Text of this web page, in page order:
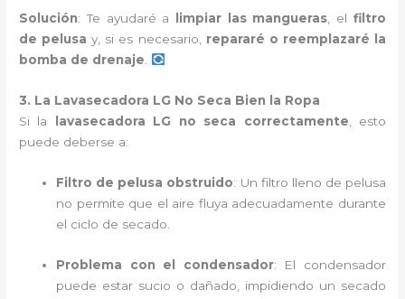
Solución: Te ayudaré a limpiar las mangueras , el filtro
de pelusa y, si es necesario, repararé o reemplazaré la
bomba de drenaje
3. La Lavasecadora LG No Seca Bien la Ropa
Si la
lavasecadora LG no seca correctamente , esto
puede deberse a:
Filtro de pelusa obstruido: Un filtro lleno de pelusa
no permite que el aire fluya adecuadamente durante
el ciclo de secado.
Problema con el condensador: El condensador
puede estar sucio o dañado, impidiendo un secado